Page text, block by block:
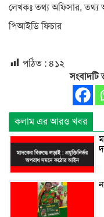
লেখকঃ তথ্য অফিসার, তথ্য
পিআইডি ফিচার
পঠিত : ৪১২
সংবাদটি
কলাম এর আরও খবর